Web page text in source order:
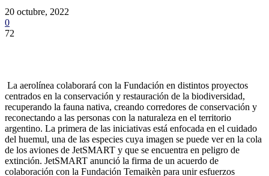
20 octubre, 2022
0
72
La aerolínea colaborará con la Fundación en distintos proyectos
centrados en la conservación y restauración de la biodiversidad,
recuperando la fauna nativa, creando corredores de conservación y
reconectando a las personas con la naturaleza en el territorio
argentino. La primera de las iniciativas está enfocada en el cuidado
del huemul, una de las especies cuya imagen se puede ver en la cola
de los aviones de JetSMART y que se encuentra en peligro de
extinción. JetSMART anunció la firma de un acuerdo de
colaboración con la Fundación Temaikèn para unir esfuerzos